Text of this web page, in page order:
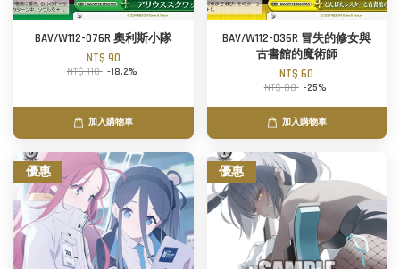
BAV/W112-076R 奧利斯小隊
NT$ 90
NT$ 110 -18.2%
加入購物車
BAV/W112-036R 冒失的修女與
古書館的魔術師
NT$ 60
NT$ 80 -25%
加入購物車
優惠 優惠